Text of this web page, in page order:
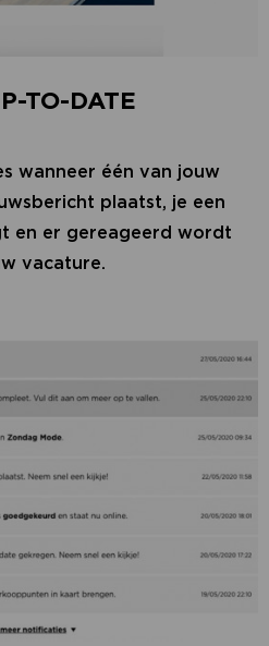
TO-DATE
wanneer één van jouw
plaatst, je een
en er gereageerd wordt
vacature.